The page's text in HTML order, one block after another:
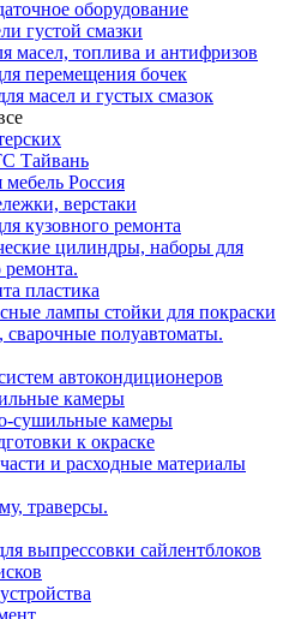
оборудование
густой смазки
масел, топлива и антифризов
перемещения бочек
масел и густых смазок
Тайвань
мебель Россия
верстаки
кузовного ремонта
цилиндры, наборы для
ремонта.
пластика
лампы стойки для покраски
сварочные полуавтоматы.
автокондиционеров
камеры
сушильные камеры
к окраске
и расходные материалы
траверсы.
выпрессовки сайлентблоков